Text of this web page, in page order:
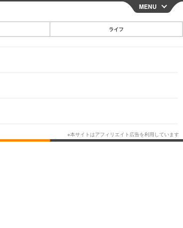
CLOSE
グルメ
MENU
ライフ